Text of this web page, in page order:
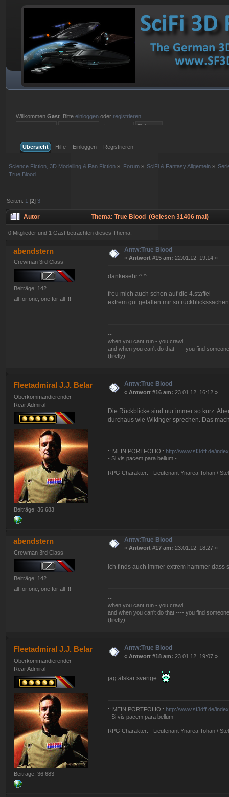
WillkommenGast . Bitteeinloggen oder registrieren
Übersicht
Hilfe Einloggen Registrieren
Science Fiction, 3D Modelling & Fan Fiction » Forum» SciFi & Fantasy Allgemein »
True Blood
Seiten: 1 [2]3
Autor Thema: True Blood (Gelesen 31406 mal)
0 Mitglieder und 1 Gast betrachten dieses Thema.
abendstern
Crewman 3rd Class
Beiträge: 142
all for one, one for all !!!
Antw:True Blood
« Antwort #15 am: 22.01.12, 19:14 »
dankesehr ^.^
freu mich auch schon auf die 4.staffel
extrem gut gefallen mir so
--
when you cant run - you crawl,
and when you can't do that ---- you find
(firefly)
--
Fleetadmiral J.J. Belar
Oberkommandierender
Rear Admiral
Beiträge: 36.683
Antw:True Blood
« Antwort #16 am: 23.01.12, 16:12 »
Die Rückblicke sind nur immer so kurz.
durchaus wie Wikinger sprechen. Das
:: MEIN PORTFOLIO:: http://www.sf3dff.de/
- Si vis pacem para bellum -
RPG Charakter: - Lieutenant Ynarea Tohan /
abendstern
Crewman 3rd Class
Beiträge: 142
all for one, one for all !!!
Antw:True Blood
« Antwort #17 am: 23.01.12, 18:27 »
ich finds auch immer extrem hammer
--
when you cant run - you crawl,
and when you can't do that ---- you find
(firefly)
--
Fleetadmiral J.J. Belar
Oberkommandierender
Rear Admiral
Beiträge: 36.683
Antw:True Blood
« Antwort #18 am: 23.01.12, 19:07 »
jag älskar sverige
:: MEIN PORTFOLIO:: http://www.sf3dff.de/
- Si vis pacem para bellum -
RPG Charakter: - Lieutenant Ynarea Tohan /